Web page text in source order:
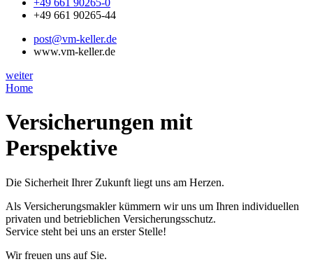
+49 661 90265-0
+49 661 90265-44
post@vm-keller.de
www.vm-keller.de
weiter
Home
Versicherungen mit
Perspektive
Die Sicherheit Ihrer Zukunft liegt uns am Herzen.
Als Versicherungsmakler kümmern wir uns um Ihren individuellen
privaten und betrieblichen Versicherungsschutz.
Service steht bei uns an erster Stelle!
Wir freuen uns auf Sie.